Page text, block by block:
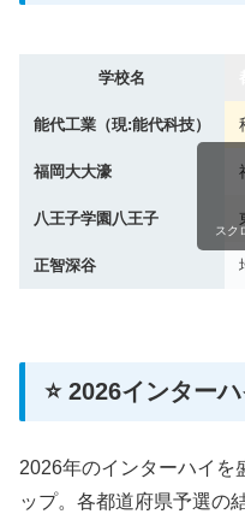
学校名
能代工業（現:能代科技）
福岡大大濠
八王子学園八王子
正智深谷
スク
⭐ 2026インター
2026年のインターハイを
ップ。各都道府県予選の